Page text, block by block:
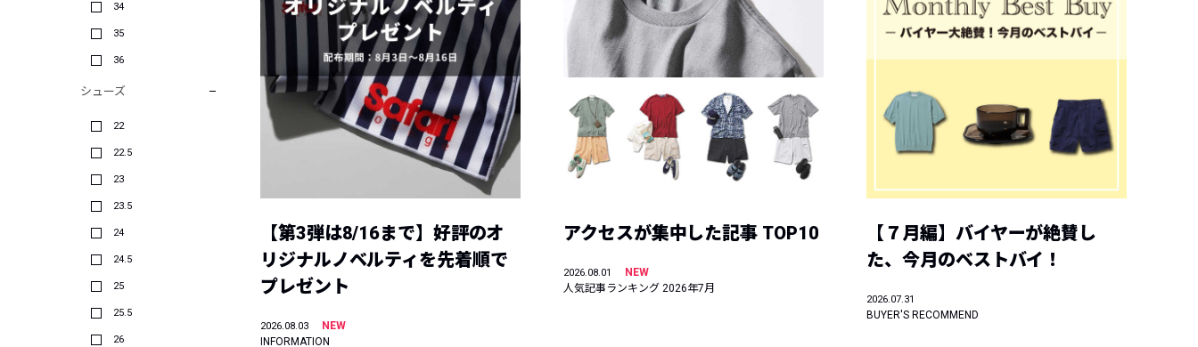
34
35
36
シューズ
22
22.5
23
23.5
24
24.5
25
25.5
26
【第3弾は8/16まで】好評のオ
リジナルノベルティを先着順で
プレゼント
2026.08.03
NEW
INFORMATION
アクセスが集中した記事 TOP10
2026.08.01
NEW
人気記事ランキング 2026年7月
【７月編】バイヤーが絶賛し
た、今月のベストバイ！
2026.07.31
BUYER'S RECOMMEND